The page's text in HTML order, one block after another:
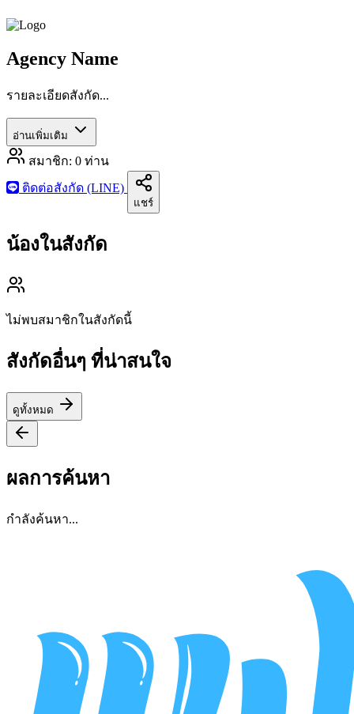
Agency Name
รายละเอียดสังกัด...
อ่านเพิ่มเติม
สมาชิก: 0 ท่าน
ติดต่อสังกัด (LINE)
แชร์
น้องในสังกัด
ไม่พบสมาชิกในสังกัดนี้
สังกัดอื่นๆ ที่น่าสนใจ
ดูทั้งหมด
ผลการค้นหา
กำลังค้นหา...